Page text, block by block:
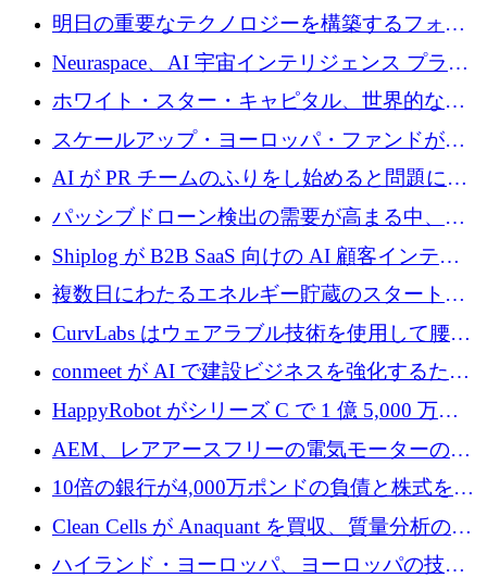
Modal Labsがロンドンオフィスを開設
明日の重要なテクノロジーを構築するフォト
ニクスのスケールアップに対応する
Neuraspace、AI 宇宙インテリジェンス プラッ
トフォームの拡大に 1,560 万ユーロを投資
ホワイト・スター・キャピタル、世界的なス
タートアップをシリーズAからBまで支援する
ために2億5,000万ドルのファンドIVを閉鎖
スケールアップ・ヨーロッパ・ファンドが初
の投資を行い、Iceeyeの10億ユーロのラウンド
AI が PR チームのふりをし始めると問題にな
ります
パッシブドローン検出の需要が高まる中、
Monava が資金調達ラウンドを終了
Shiplog が B2B SaaS 向けの AI 顧客インテリ
ジェンスを構築するために 100 万ドルを調達
複数日にわたるエネルギー貯蔵のスタートア
ップ、Ore Energy が新たな投資ラウンドで
4,300 万ドルを獲得
CurvLabs はウェアラブル技術を使用して腰痛
治療をどのように再考しているか
conmeet が AI で建設ビジネスを強化するため
に 600 万ユーロを調達
HappyRobot がシリーズ C で 1 億 5,000 万ド
ルを獲得し、企業運営向けにエージェント AI
を拡張
AEM、レアアースフリーの電気モーターの革
新を加速するために1,600万ポンドを確保
10倍の銀行が4,000万ポンドの負債と株式を調
達
Clean Cells が Anaquant を買収、質量分析の専
門知識によるバイオ医薬品の品質管理を拡大
ハイランド・ヨーロッパ、ヨーロッパの技術